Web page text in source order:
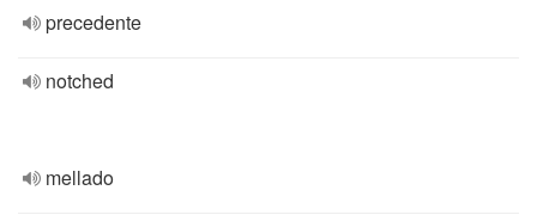
precedente
notched
mellado